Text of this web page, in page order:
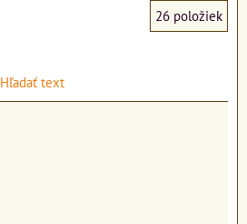
26 položiek
Hľadať text